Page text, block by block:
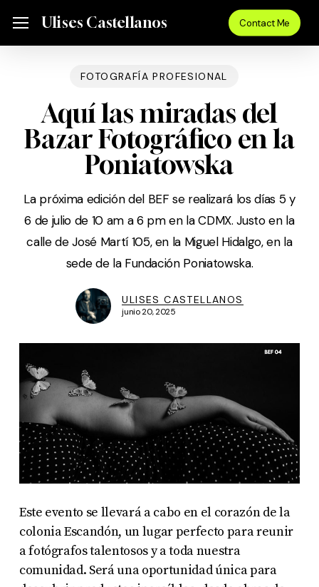
MenuUlises Castellanos Contact Me
FOTOGRAFÍA PROFESIONAL
Aquí las miradas del
Bazar Fotográfico en la
Poniatowska
La próxima edición del BEF se realizará los días 5 y
6 de julio de 10 am a 6 pm en la CDMX. Justo en la
calle de José Martí 105, en la Miguel Hidalgo, en la
sede de la Fundación Poniatowska.
ULISES CASTELLANOS
junio 20, 2025
Este evento se llevará a cabo en el corazón de la
colonia Escandón, un lugar perfecto para reunir
a fotógrafos talentosos y a toda nuestra
comunidad. Será una oportunidad única para